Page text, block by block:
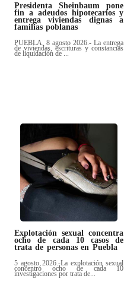
Presidenta Sheinbaum pone
fin a adeudos hipotecarios y
entrega viviendas dignas a
familias poblanas
PUEBLA, 8 agosto 2026.- La entrega
de viviendas, escrituras y constancias
de liquidación de ...
Explotación sexual concentra
ocho de cada 10 casos de
trata de personas en Puebla
5 agosto 2026.-La explotación sexual
concentró ocho de cada 10
investigaciones por trata de...